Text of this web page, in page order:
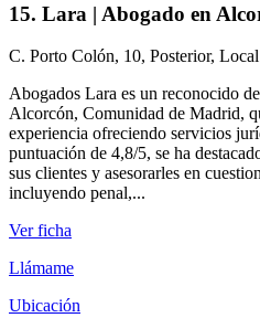
15. Lara | Abogado en
C. Porto Colón, 10, Posterior,
Abogados Lara es un reconocido
Alcorcón, Comunidad de Madrid,
experiencia ofreciendo servicios
puntuación de 4,8/5, se ha
sus clientes y asesorarles en
incluyendo penal,...
Ver ficha
Llámame
Ubicación